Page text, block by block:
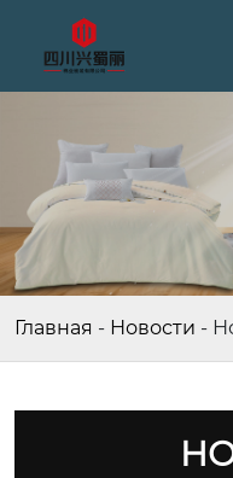
Главная - Новости -